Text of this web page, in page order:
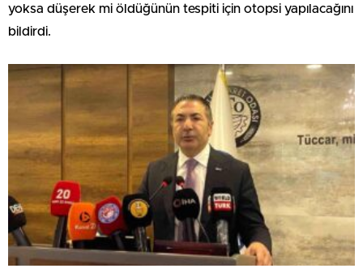
yoksa düşerek mi öldüğünün tespiti için otopsi yapılacağını
bildirdi.